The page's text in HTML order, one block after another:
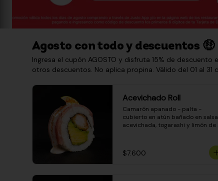
Agosto con todo y descuentos 🤑
Ingresa el cupón AGOSTO y disfruta 15% de
otros descuentos. No aplica propina. Válido del 01 al 31
Acevichado Roll
Camarón apanado - palta -
cubierto en atún bañado en salsa
acevichada, togarashi y limón de
$7.600